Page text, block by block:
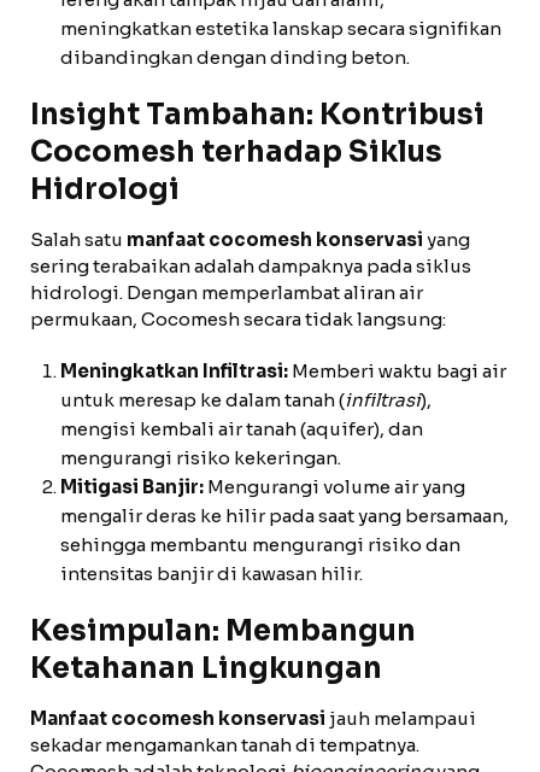
meningkatkan estetika lanskap secara signifikan
dibandingkan dengan dinding beton.
Insight Tambahan: Kontribusi
Cocomesh terhadap Siklus
Hidrologi
Salah satu manfaat cocomesh konservasi yang
sering terabaikan adalah dampaknya pada siklus
hidrologi. Dengan memperlambat aliran air
permukaan, Cocomesh secara tidak langsung:
Meningkatkan Infiltrasi: Memberi waktu bagi air
untuk meresap ke dalam tanah (infiltrasi),
mengisi kembali air tanah (aquifer), dan
mengurangi risiko kekeringan.
Mitigasi Banjir: Mengurangi volume air yang
mengalir deras ke hilir pada saat yang bersamaan,
sehingga membantu mengurangi risiko dan
intensitas banjir di kawasan hilir.
Kesimpulan: Membangun
Ketahanan Lingkungan
Manfaat cocomesh konservasi jauh melampaui
sekadar mengamankan tanah di tempatnya.